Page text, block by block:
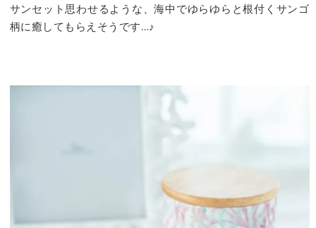
サンセット思わせるような、海中でゆらゆらと根付くサンゴ
柄に癒してもらえそうです…♪